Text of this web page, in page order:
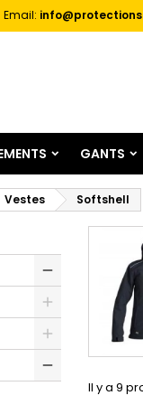
Email:
GANTS
Vestes Softshell
Il y a 9